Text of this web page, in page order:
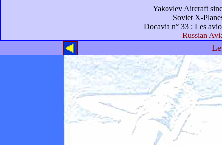
Yakovlev Aircraft
Soviet X-
Docavia n° 33 : Les
Russian